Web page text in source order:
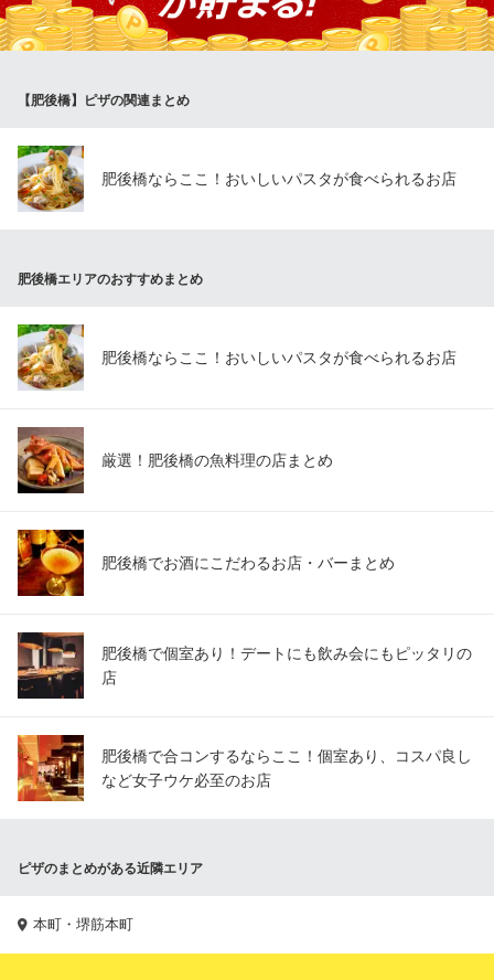
ベルガマイス（bergamais）
大阪府大阪市西区京町堀1-10-17 大榮ビル1F
【肥後橋】ピザの関連まとめ
肥後橋ならここ！おいしいパスタが食べられるお店
肥後橋エリアのおすすめまとめ
肥後橋ならここ！おいしいパスタが食べられるお店
厳選！肥後橋の魚料理の店まとめ
肥後橋でお酒にこだわるお店・バーまとめ
肥後橋で個室あり！デートにも飲み会にもピッタリの
店
肥後橋で合コンするならここ！個室あり、コスパ良し
など女子ウケ必至のお店
ピザのまとめがある近隣エリア
本町・堺筋本町